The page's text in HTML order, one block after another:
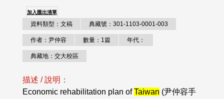
加入匯出清單
資料類型：文稿 典藏號：301-1103-0001-003
作者：尹仲容 數量：1篇 年代：
典藏地：交大校區
描述 / 說明：
Economic rehabilitation plan ofTaiwan (尹仲容手